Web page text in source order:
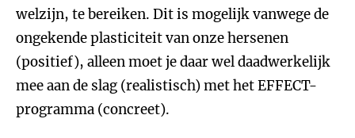
welzijn, te bereiken. Dit is mogelijk vanwege de
ongekende plasticiteit van onze hersenen
(positief), alleen moet je daar wel daadwerkelijk
mee aan de slag (realistisch) met het EFFECT-
programma (concreet).